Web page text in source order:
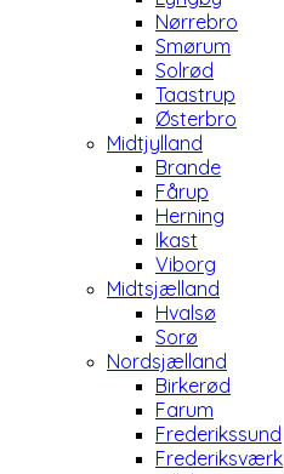
Nørrebro
Smørum
Solrød
Taastrup
Østerbro
Midtjylland
Brande
Fårup
Herning
Ikast
Viborg
Midtsjælland
Hvalsø
Sorø
Nordsjælland
Birkerød
Farum
Frederikssund
Frederiksværk